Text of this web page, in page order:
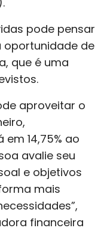
pode pensar
oportunidade de
que é uma
aproveitar o
14,75% ao
avalie seu
e objetivos
mais
financeira